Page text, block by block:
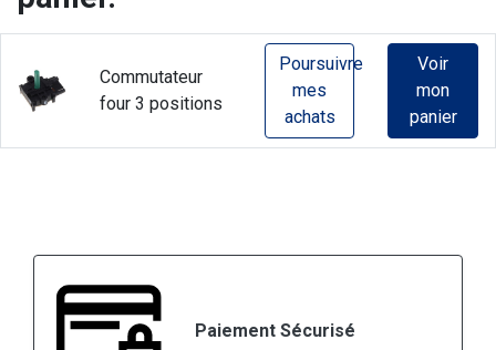
Commutateur
four 3 positions
Poursuivre
mes
achats
Voir
mon
panier
Paiement Sécurisé